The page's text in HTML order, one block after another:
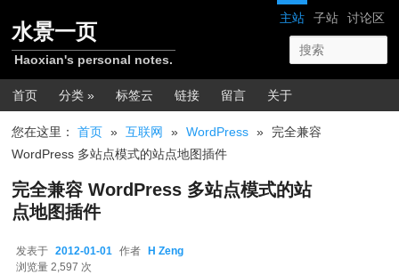
网站导航
主站 子站 讨论区
水景一页
Haoxian's personal notes.
主菜单
首页 分类 » 标签云 链接 留言 关于
您在这里：首页 » 互联网 » WordPress »
完全兼容
WordPress 多站点模式的站点地图插件
完全兼容 WordPress 多站点模式的站
点地图插件
发表于 2012-01-01 作者 H Zeng
浏览量 2,597 次